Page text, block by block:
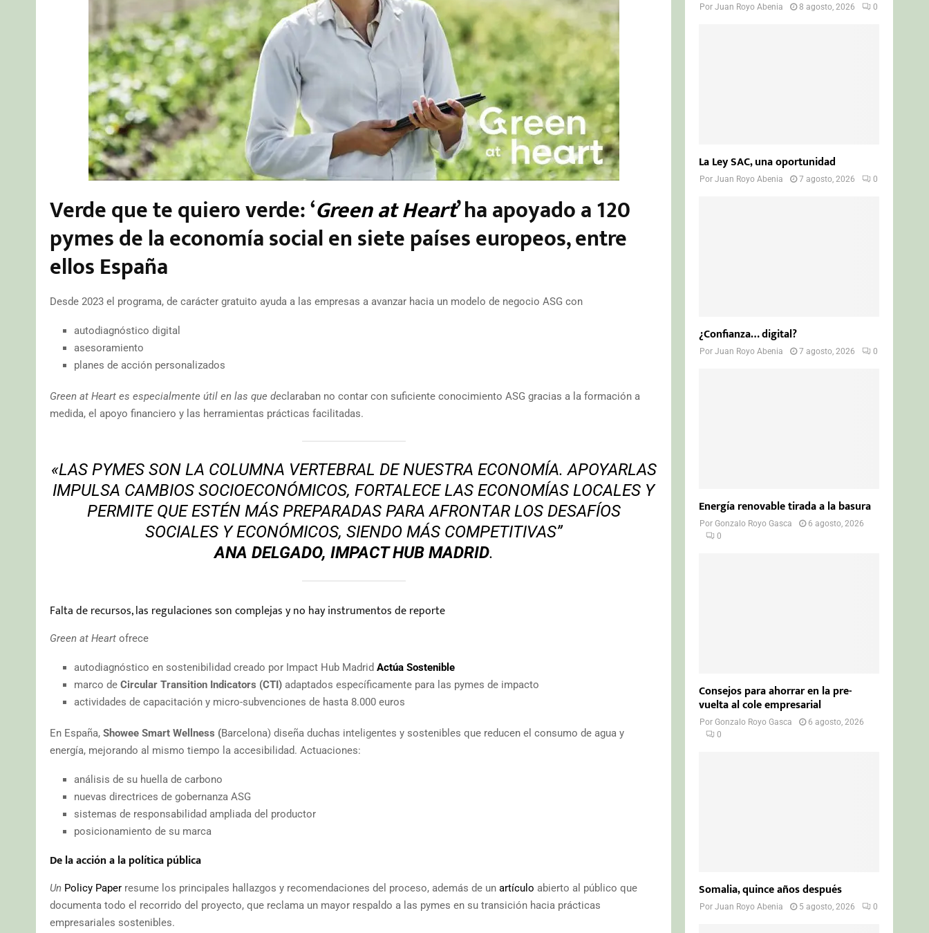
Verde que te quiero verde: ‘Green at Heart’ ha apoyado a 120
pymes de la economía social en siete países europeos, entre
ellos España
Desde 2023 el programa, de carácter gratuito ayuda a las empresas a avanzar hacia un modelo de negocio ASG con
autodiagnóstico digital
asesoramiento
planes de acción personalizados
Green at Heart es especialmente útil en las que declaraban no contar con suficiente conocimiento ASG gracias a la formación a
medida, el apoyo financiero y las herramientas prácticas facilitadas.
«LAS PYMES SON LA COLUMNA VERTEBRAL DE NUESTRA ECONOMÍA. APOYARLAS
IMPULSA CAMBIOS SOCIOECONÓMICOS, FORTALECE LAS ECONOMÍAS LOCALES Y
PERMITE QUE ESTÉN MÁS PREPARADAS PARA AFRONTAR LOS DESAFÍOS
SOCIALES Y ECONÓMICOS, SIENDO MÁS COMPETITIVAS”
ANA DELGADO, IMPACT HUB MADRID.
Falta de recursos, las regulaciones son complejas y no hay instrumentos de reporte
Green at Heart ofrece
autodiagnóstico en sostenibilidad creado por Impact Hub Madrid Actúa Sostenible
marco de Circular Transition Indicators (CTI) adaptados específicamente para las pymes de impacto
actividades de capacitación y micro-subvenciones de hasta 8.000 euros
En España, Showee Smart Wellness (Barcelona) diseña duchas inteligentes y sostenibles que reducen el consumo de agua y
energía, mejorando al mismo tiempo la accesibilidad. Actuaciones:
análisis de su huella de carbono
nuevas directrices de gobernanza ASG
sistemas de responsabilidad ampliada del productor
posicionamiento de su marca
De la acción a la política pública
Un Policy Paper resume los principales hallazgos y recomendaciones del proceso, además de un artículo abierto al público que
documenta todo el recorrido del proyecto, que reclama un mayor respaldo a las pymes en su transición hacia prácticas
empresariales sostenibles.
PorJuan Royo Abenia 8 agosto, 2026 0
La Ley SAC, una oportunidad
PorJuan Royo Abenia 7 agosto, 2026 0
¿Confianza… digital?
PorJuan Royo Abenia 7 agosto, 2026 0
Energía renovable tirada a la basura
PorGonzalo Royo Gasca
6 agosto, 2026
0
Consejos para ahorrar en la pre-
vuelta al cole empresarial
PorGonzalo Royo Gasca
6 agosto, 2026
0
Somalia, quince años después
PorJuan Royo Abenia 5 agosto, 2026 0